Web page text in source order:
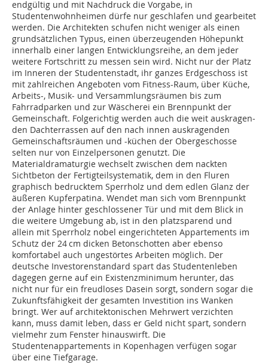
endgültig und mit Nachdruck die Vorgabe, in
Studentenwohnheimen dürfe nur geschlafen und gearbeitet
werden. Die Architekten schufen nicht weniger als einen
grundsätzlichen Typus, einen überzeugenden Höhepunkt
innerhalb einer langen Entwicklungsreihe, an dem jeder
weitere Fortschritt zu messen sein wird. Nicht nur der Platz
im Inneren der Studentenstadt, ihr ganzes Erdgeschoss ist
mit zahlreichen Angeboten vom Fitness-Raum, über Küche,
Arbeits-, Musik- und Versammlungsräumen bis zum
Fahrradparken und zur Wäscherei ein Brennpunkt der
Gemeinschaft. Folgerichtig werden auch die weit auskragen­
den Dachterrassen auf den nach innen auskragenden
Gemeinschaftsräumen und -küchen der Obergeschosse
selten nur von Einzelpersonen genutzt. Die
Materialdramaturgie wech­selt zwischen dem nackten
Sichtbeton der Fertigteilsystematik, dem in den Fluren
graphisch bedrucktem Sperrholz und dem edlen Glanz der
äußeren Kupferpatina. Wendet man sich vom Brennpunkt
der Anlage hinter geschlossener Tür und mit dem Blick in
die weitere Umgebung ab, ist in den platzsparend und
allein mit Sperrholz nobel eingerichteten Appartements im
Schutz der 24 cm dicken Betonschotten aber ebenso
komfortabel auch ungestörtes Arbeiten möglich. Der
deutsche Investorenstandard spart das Studentenleben
dagegen gerne auf ein Existenzminimum herunter, das
nicht nur für ein freud­loses Dasein sorgt, sondern sogar die
Zukunftsfähigkeit der gesamten Investition ins Wanken
bringt. Wer auf architektonischen Mehrwert verzichten
kann, muss damit leben, dass er Geld nicht spart, sondern
vielmehr zum Fen­ster hinauswirft. Die
Studentenappartements in Kopenhagen verfügen sogar
über eine Tiefgarage.